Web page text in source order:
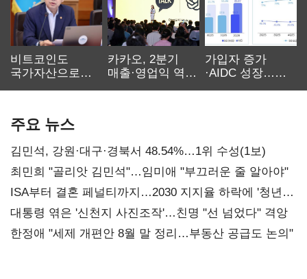
비트코인도
국가자산으로…'
카카오, 2분기
매출·영업익 역대
가입자 증가
·AIDC 성장…
주요 뉴스
김민석, 강원·대구·경북서 48.54%…1위 수성(1보)
최민희 "골리앗 김민석"…임미애 "부끄러운 줄 알아야"
ISA부터 결혼 페널티까지…2030 지지율 하락에 '청년
챙기기'
대통령 엮은 '신천지 사진조작'…친명 "선 넘었다" 격앙
한정애 "세제 개편안 8월 말 정리…부동산 공급도 논의"